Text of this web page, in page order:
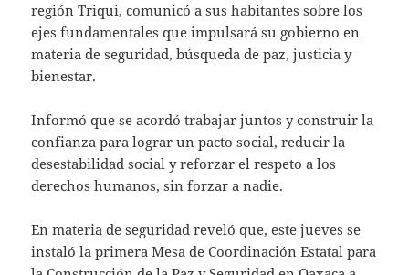
región Triqui, comunicó a sus habitantes sobre los
ejes fundamentales que impulsará su gobierno en
materia de seguridad, búsqueda de paz, justicia y
bienestar.
Informó que se acordó trabajar juntos y construir la
confianza para lograr un pacto social, reducir la
desestabilidad social y reforzar el respeto a los
derechos humanos, sin forzar a nadie.
En materia de seguridad reveló que, este jueves se
instaló la primera Mesa de Coordinación Estatal para